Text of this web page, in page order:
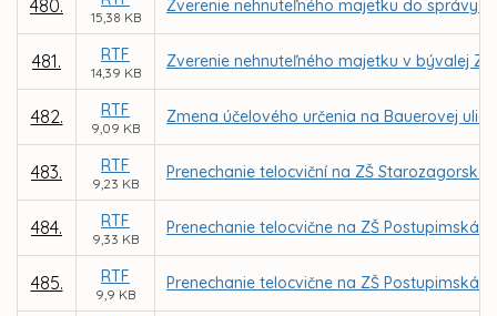
480.
15,38 KB
Zverenie nehnuteľného majetku do správy
481. RTF
14,39 KB
Zverenie nehnuteľného majetku v bývalej
482. RTF
9,09 KB
Zmena účelového určenia na Bauerovej ulici
483. RTF
9,23 KB
Prenechanie telocviční na ZŠ
484. RTF
9,33 KB
Prenechanie telocvične na ZŠ Postupimská
485. RTF
9,9 KB
Prenechanie telocvične na ZŠ Postupimská